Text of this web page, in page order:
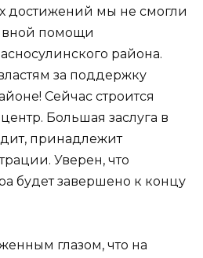
достижений мы не смогли
помощи
района.
за поддержку
Сейчас строится
Большая заслуга в
принадлежит
Уверен, что
будет завершено к концу
глазом, что на